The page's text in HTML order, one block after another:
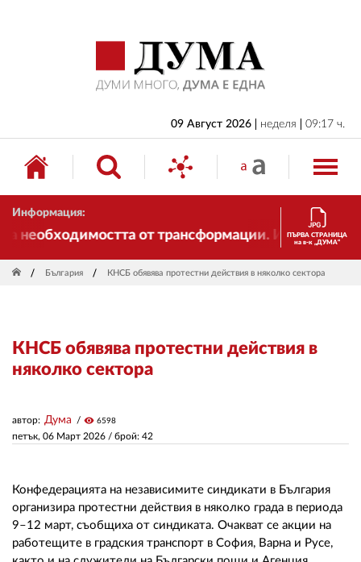
09 Август 2026 неделя 09:17 ч.
Информация:
от трансформации. И ДУМА сеПЪРВА СТРАНИЦА
на в-к „ДУМА“
България КНСБ обявява протестни действия в няколко сектора
КНСБ обявява протестни действия в
няколко сектора
петък, 06 Март 2026 / брой: 42
автор: Дума visibility 6598
Конфедерацията на независимите синдикати в България
организира протестни действия в няколко града в периода
9–12 март, съобщиха от синдиката. Очакват се акции на
работещите в градския транспорт в София, Варна и Русе,
БЪЛГАРИЯ
ИКОНОМИКА
ИЗБОРИ
СВЯТ
ДРУГИ
КОНТАКТИ
РЕКЛАМА